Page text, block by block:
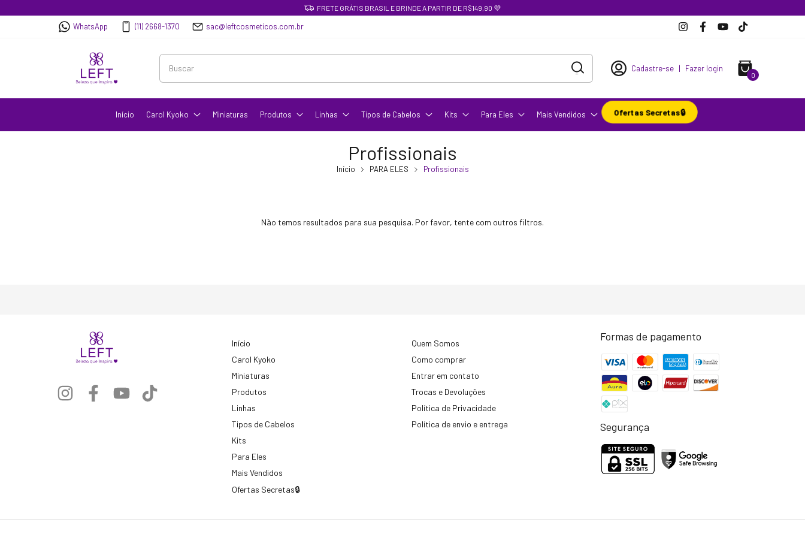
FRETE GRÁTIS BRASIL E BRINDE A PARTIR DE R$149,90 💜
WhatsApp (11) 2668-1370 sac@leftcosmeticos.com.br
Cadastre-se | Fazer login
0
Início Carol Kyoko Miniaturas Produtos Linhas Tipos de Cabelos Kits Para Eles Mais Vendidos Ofertas Secretas🔒
Profissionais
Início PARA ELES Profissionais
Não temos resultados para sua pesquisa. Por favor, tente com outros filtros.
Início
Carol Kyoko
Miniaturas
Produtos
Linhas
Tipos de Cabelos
Kits
Para Eles
Mais Vendidos
Ofertas Secretas🔒
Quem Somos
Como comprar
Entrar em contato
Trocas e Devoluções
Política de Privacidade
Política de envio e entrega
Formas de pagamento
Segurança